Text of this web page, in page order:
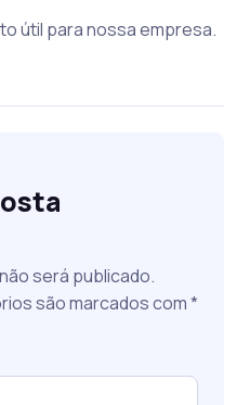
útil para nossa empresa.
será publicado.
são marcados com*